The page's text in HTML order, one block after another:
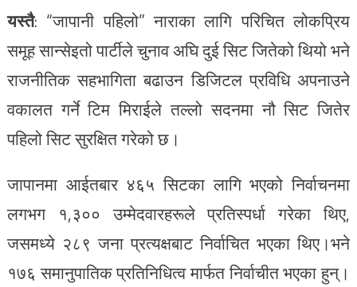
यस्तै: “जापानी पहिलो” नाराका लागि परिचित लोकप्रिय
समूह सान्सेइतो पार्टीले चुनाव अघि दुई सिट जितेको थियो भने
राजनीतिक सहभागिता बढाउन डिजिटल प्रविधि अपनाउने
वकालत गर्ने टिम मिराईले तल्लो सदनमा नौ सिट जितेर
पहिलो सिट सुरक्षित गरेको छ।
जापानमा आईतबार ४६५ सिटका लागि भएको निर्वाचनमा
लगभग १,३०० उम्मेदवारहरूले प्रतिस्पर्धा गरेका थिए,
जसमध्ये २८९ जना प्रत्यक्षबाट निर्वाचित भएका थिए।भने
१७६ समानुपातिक प्रतिनिधित्व मार्फत निर्वाचीत भएका हुन्।